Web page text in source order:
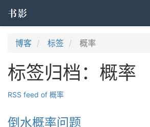
书影
博客 标签 概率
标签归档：概率
RSS feed of 概率
倒水概率问题